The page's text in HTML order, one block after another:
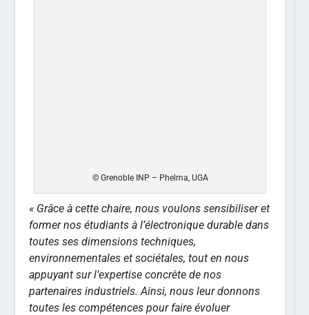
© Grenoble INP – Phelma, UGA
« Grâce à cette chaire, nous voulons sensibiliser et
former nos étudiants à l’électronique durable dans
toutes ses dimensions techniques,
environnementales et sociétales, tout en nous
appuyant sur l’expertise concrète de nos
partenaires industriels. Ainsi, nous leur donnons
toutes les compétences pour faire évoluer